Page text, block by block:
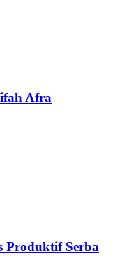
Afra
Produktif Serba